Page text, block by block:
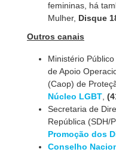
femininas, há
Mulher, Disque
Outros canais
Ministério
de Apoio
(Caop) de
Núcleo LGBT
Secretaria de
República (SDH/
Promoção dos
Conselho